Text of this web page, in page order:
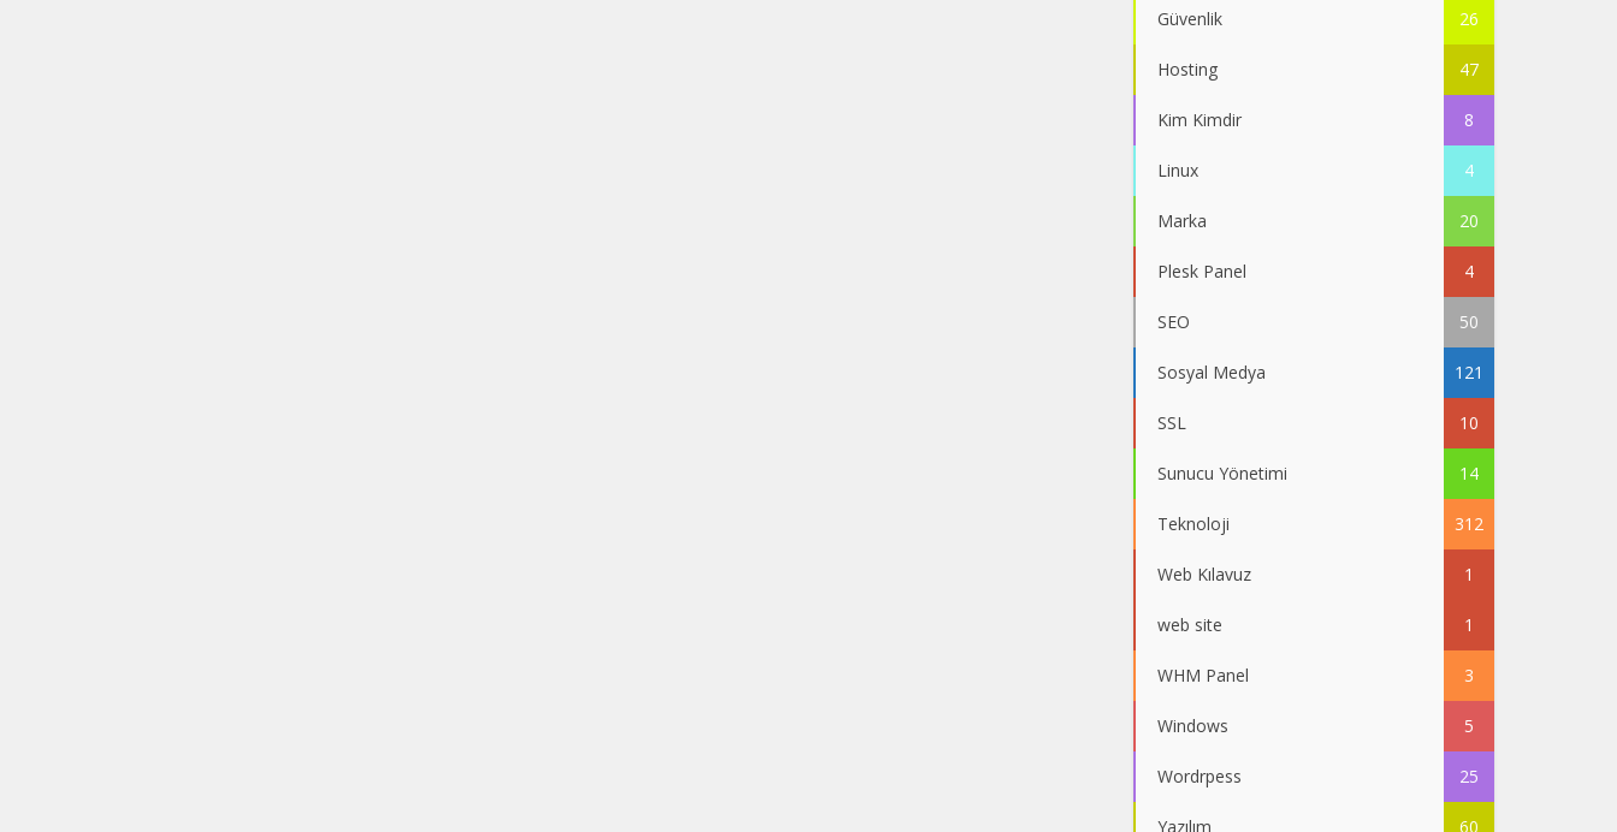
Güvenlik 26
Hosting 47
Kim Kimdir 8
Linux 4
Marka 20
Plesk Panel 4
SEO 50
Sosyal Medya 121
SSL 10
Sunucu Yönetimi 14
Teknoloji 312
Web Kılavuz 1
web site 1
WHM Panel 3
Windows 5
Wordrpess 25
Yazılım 60